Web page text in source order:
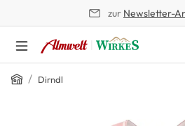
zur Newsletter-
Home
/ Dirndl